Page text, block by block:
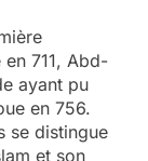
711, Abd-
ayant pu
en 756.
se distingue
et son